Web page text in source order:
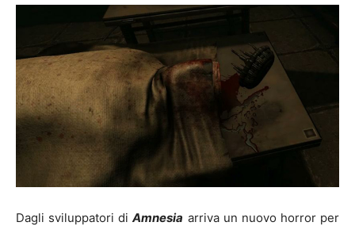
Dagli sviluppatori diAmnesia arriva un nuovo horror per